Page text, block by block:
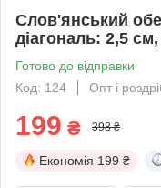
Слов'янський
діагональ: 2,5
Готово до відправки
Код: 124
Опт і
199 ₴ 398 ₴
Економія 199 ₴